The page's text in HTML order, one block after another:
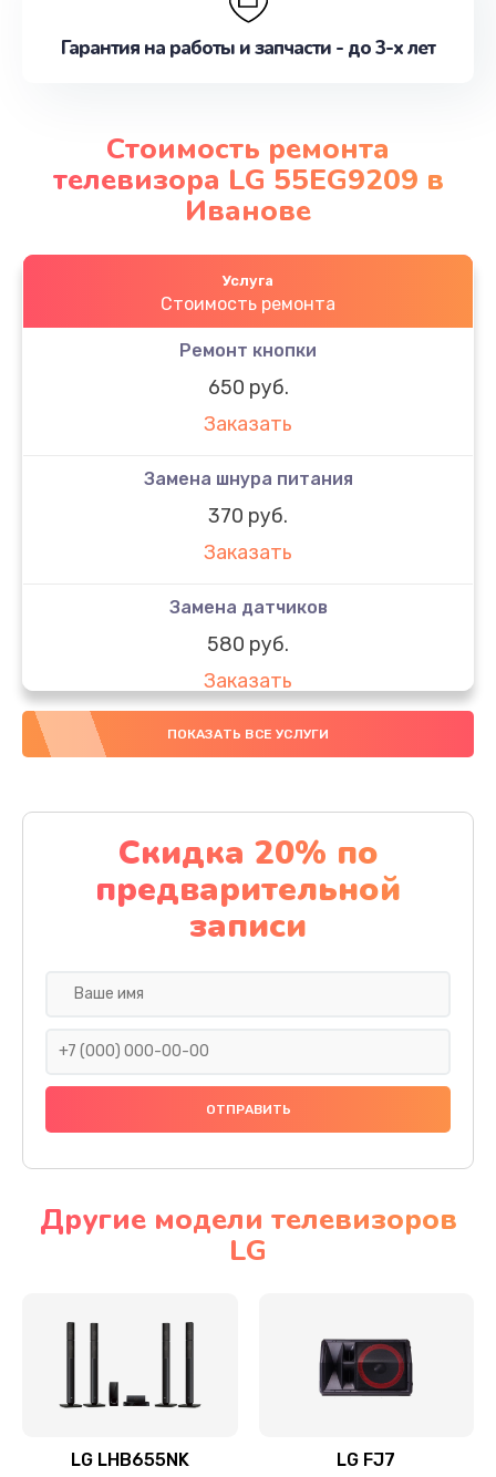
Гарантия на работы и запчасти - до 3-х лет
Стоимость ремонта
телевизора LG 55EG9209 в
Иванове
Услуга
Стоимость ремонта
Ремонт кнопки
650 руб.
Заказать
Замена шнура питания
370 руб.
Заказать
Замена датчиков
580 руб.
Заказать
Комплексная чистка
Заказать
Замена дисплея (экрана)
2000 руб.
Заказать
Ремонт платы электроники
Прошивка
Ремонт механики привода
Ремонт / замена кнопок, клавиш, индикаторов,
ПОКАЗАТЬ ВСЕ УСЛУГИ
Скидка 20% по
предварительной
записи
Другие модели телевизоров
LG
LG LHB655NK LG FJ7